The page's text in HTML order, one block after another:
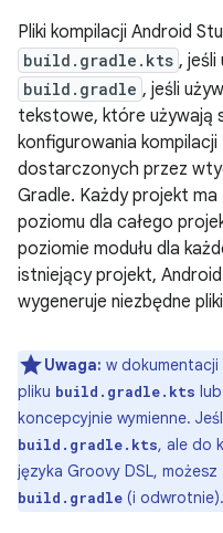
Pliki kompilacji Android
build.gradle.kts , jeśli
build.gradle , jeśli
tekstowe, które używają
konfigurowania
dostarczonych przez
Gradle. Każdy projekt ma
poziomu dla całego
poziomie modułu dla
istniejący projekt,
wygeneruje niezbędne
Uwaga: w dokumentacji
pliku build.gradle.kts lub
koncepcyjnie wymienne.
build.gradle.kts, ale do
języka Groovy DSL,
build.gradle (i odwrotnie).